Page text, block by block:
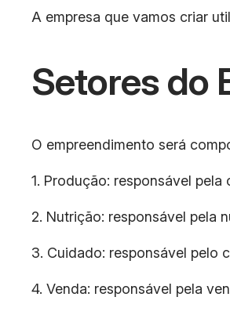
A empresa que vamos criar
Setores do
O empreendimento será
1. Produção: responsável pela
2. Nutrição: responsável pela
3. Cuidado: responsável pelo
4. Venda: responsável pela